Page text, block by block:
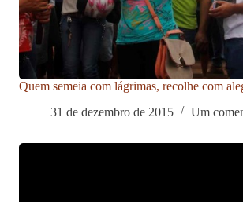
Quem semeia com lágrimas, recolhe com
31 de dezembro de 2015
Um